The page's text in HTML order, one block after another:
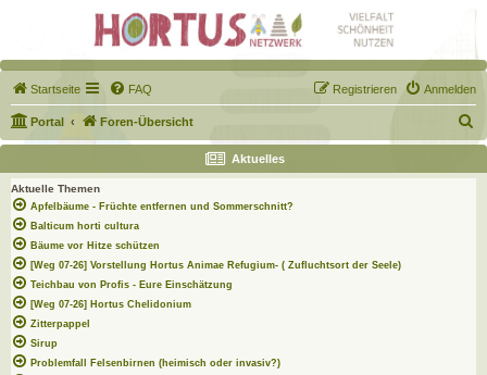
Startseite FAQ Anmelden
Registrieren
Portal Foren-Übersicht
u
c
Aktuelles
Aktuelle Themen
Apfelbäume - Früchte entfernen und Sommerschnitt?
Balticum horti cultura
Bäume vor Hitze schützen
[Weg 07-26] Vorstellung Hortus Animae Refugium- ( Zufluchtsort der Seele)
Teichbau von Profis - Eure Einschätzung
[Weg 07-26] Hortus Chelidonium
Zitterpappel
Sirup
Problemfall Felsenbirnen (heimisch oder invasiv?)